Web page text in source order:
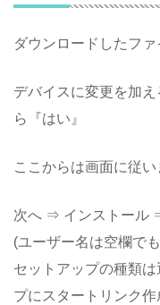
ダウンロードしたファ
デバイスに変更を加
ら『はい』
ここからは画面に従い
次へ ⇒ インストール
(ユーザー名は空欄で
セットアップの種類
プにスタートリンク作